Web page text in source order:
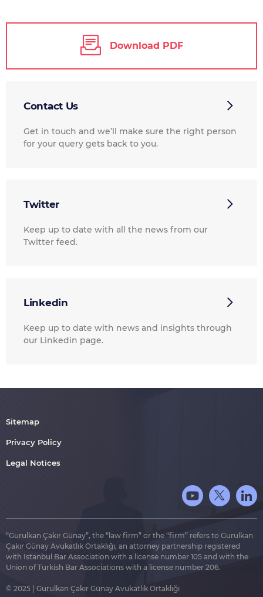
Download PDF
Contact Us
Get in touch and we’ll make sure the right person
for your query gets back to you.
Twitter
Keep up to date with all the news from our
Twitter feed.
Linkedin
Keep up to date with news and insights through
our Linkedin page.
Sitemap
Privacy Policy
Legal Notices
“Gurulkan Çakır Günay”, the “law firm” or the “firm” refers to Gurulkan
Çakır Günay Avukatlık Ortaklığı, an attorney partnership registered
with Istanbul Bar Association with a license number 105 and with the
Union of Turkish Bar Associations with a license number 206.
© 2025 | Gurulkan Çakır Günay Avukatlık Ortaklığı